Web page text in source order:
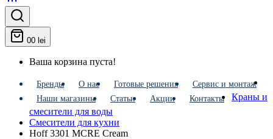
00 lei
Ваша корзина пуста!
Бренды О нас Готовые решения
Сервис и монтаж
Наши магазины
Статьи Акции Контакты
Краны и
смесители для воды
Смесители для кухни
Hoff 3301 MCRE Cream